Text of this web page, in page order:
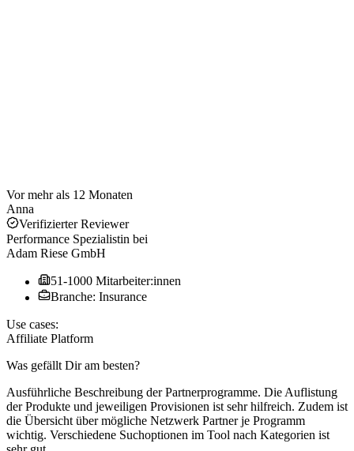
Vor mehr als 12 Monaten
Anna
Verifizierter Reviewer
Performance Spezialistin bei
Adam Riese GmbH
51-1000 Mitarbeiter:innen
Branche: Insurance
Use cases:
Affiliate Platform
Was gefällt Dir am besten?
Ausführliche Beschreibung der Partnerprogramme. Die Auflistung
der Produkte und jeweiligen Provisionen ist sehr hilfreich. Zudem ist
die Übersicht über mögliche Netzwerk Partner je Programm
wichtig. Verschiedene Suchoptionen im Tool nach Kategorien ist